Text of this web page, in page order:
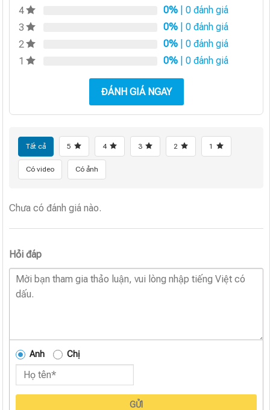
4
0% | 0 đánh giá
3
0% | 0 đánh giá
2
0% | 0 đánh giá
1
0% | 0 đánh giá
ĐÁNH GIÁ NGAY
Tất cả 5 4 3 2 1
Có video Có ảnh
Chưa có đánh giá nào.
Hỏi đáp
Anh Chị
GỬI